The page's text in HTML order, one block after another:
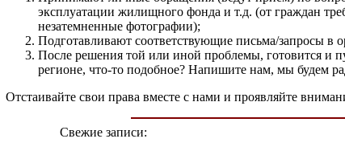
эксплуатации жилищного фонда и т.д. (от граждан
незатемненные фотографии);
Подготавливают соответствующие письма/запросы в
После решения той или иной проблемы, готовится и
регионе, что-то подобное? Напишите нам, мы будем
Отстаивайте свои права вместе с нами и проявляйте
Свежие записи: